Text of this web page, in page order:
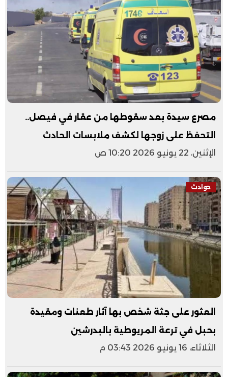
مصرع سيدة بعد سقوطها من عقار في فيصل..
التحفظ على زوجها لكشف ملابسات الحادث
الإثنين، 22 يونيو 2026 10:20 ص
حوادث
العثور على جثة شخص بها آثار طعنات ومقيدة
بحبل في ترعة المريوطية بالبدرشين
الثلاثاء، 16 يونيو 2026 03:43 م